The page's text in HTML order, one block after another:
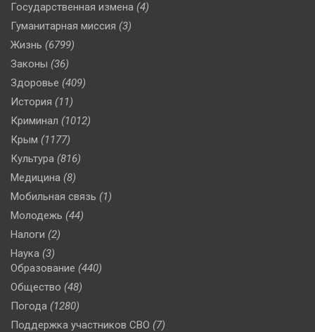
Государственная измена (4)
Гуманитарная миссия (3)
Жизнь (6799)
Законы (36)
Здоровье (409)
История (11)
Криминал (1012)
Крым (1177)
Культура (816)
Медицина (8)
Мобильная связь (1)
Молодежь (44)
Налоги (2)
Наука (3)
Образование (440)
Общество (48)
Погода (1280)
Поддержка участников СВО (7)